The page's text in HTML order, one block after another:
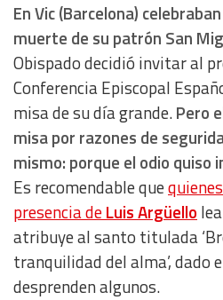
En Vic (Barcelona)
muerte de su patrón San
Obispado decidió invitar al
Conferencia Episcopal
misa de su día grande.Pero
misa por razones de
mismo: porque el odio quiso
Es recomendable que
presencia deLuis Argüello
atribuye al santo titulada
tranquilidad del alma’, dado
desprenden algunos.